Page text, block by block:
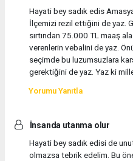
Hayati bey sadık edis
İlçemizi rezil ettiğini de yaz.
sırtından 75.000 TL maaş
verenlerin vebalini de yaz.
seçimde bu luzumsuzlara
gerektiğini de yaz. Yaz ki
Yorumu Yanıtla
İnsanda utanma olur
Hayati bey sadık edisi de
olmazsa tebrik edelim. Bu